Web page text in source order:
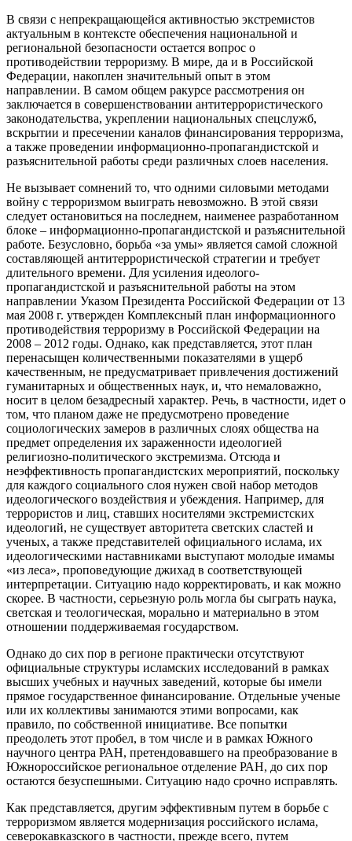
В связи с непрекращающейся активностью экстремистов
актуальным в контексте обеспечения национальной и
региональной безопасности остается вопрос о
противодействии терроризму. В мире, да и в Российской
Федерации, накоплен значительный опыт в этом
направлении. В самом общем ракурсе рассмотрения он
заключается в совершенствовании антитеррористического
законодательства, укреплении национальных спецслужб,
вскрытии и пресечении каналов финансирования терроризма,
а также проведении информационно-пропагандистской и
разъяснительной работы среди различных слоев населения.
Не вызывает сомнений то, что одними силовыми методами
войну с терроризмом выиграть невозможно. В этой связи
следует остановиться на последнем, наименее разработанном
блоке – информационно-пропагандистской и разъяснительной
работе. Безусловно, борьба «за умы» является самой сложной
составляющей антитеррористической стратегии и требует
длительного времени. Для усиления идеолого-
пропагандистской и разъяснительной работы на этом
направлении Указом Президента Российской Федерации от 13
мая 2008 г. утвержден Комплексный план информационного
противодействия терроризму в Российской Федерации на
2008 – 2012 годы. Однако, как представляется, этот план
перенасыщен количественными показателями в ущерб
качественным, не предусматривает привлечения достижений
гуманитарных и общественных наук, и, что немаловажно,
носит в целом безадресный характер. Речь, в частности, идет о
том, что планом даже не предусмотрено проведение
социологических замеров в различных слоях общества на
предмет определения их зараженности идеологией
религиозно-политического экстремизма. Отсюда и
неэффективность пропагандистских мероприятий, поскольку
для каждого социального слоя нужен свой набор методов
идеологического воздействия и убеждения. Например, для
террористов и лиц, ставших носителями экстремистских
идеологий, не существует авторитета светских сластей и
ученых, а также представителей официального ислама, их
идеологическими наставниками выступают молодые имамы
«из леса», проповедующие джихад в соответствующей
интерпретации. Ситуацию надо корректировать, и как можно
скорее. В частности, серьезную роль могла бы сыграть наука,
светская и теологическая, морально и материально в этом
отношении поддерживаемая государством.
Однако до сих пор в регионе практически отсутствуют
официальные структуры исламских исследований в рамках
высших учебных и научных заведений, которые бы имели
прямое государственное финансирование. Отдельные ученые
или их коллективы занимаются этими вопросами, как
правило, по собственной инициативе. Все попытки
преодолеть этот пробел, в том числе и в рамках Южного
научного центра РАН, претендовавшего на преобразование в
Южнороссийское региональное отделение РАН, до сих пор
остаются безуспешными. Ситуацию надо срочно исправлять.
Как представляется, другим эффективным путем в борьбе с
терроризмом является модернизация российского ислама,
северокавказского в частности, прежде всего, путем